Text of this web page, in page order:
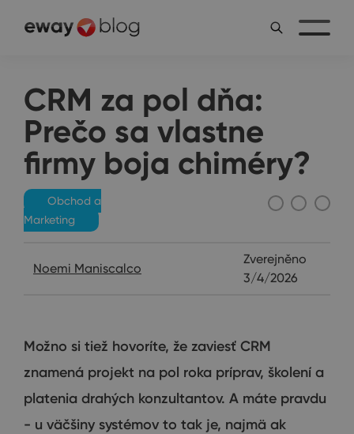
CRM za pol dňa:
Prečo sa vlastne
firmy boja chiméry?
Obchod a
Marketing
Noemi Maniscalco
Zverejněno
3/4/2026
Možno si tiež hovoríte, že zaviesť CRM
znamená projekt na pol roka príprav, školení a
platenia drahých konzultantov. A máte pravdu
- u väčšiny systémov to tak je, najmä ak